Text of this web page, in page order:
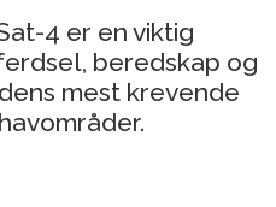
4 er en viktig
beredskap og
mest krevende